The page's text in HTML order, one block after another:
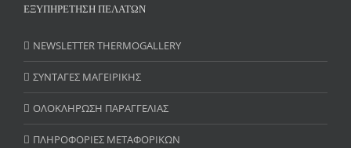
ΕΞΥΠΗΡΕΤΗΣΗ ΠΕΛΑΤΩΝ
NEWSLETTER THERMOGALLERY
ΣΥΝΤΑΓΕΣ ΜΑΓΕΙΡΙΚΗΣ
ΟΛΟΚΛΗΡΩΣΗ ΠΑΡΑΓΓΕΛΙΑΣ
ΠΛΗΡΟΦΟΡΙΕΣ ΜΕΤΑΦΟΡΙΚΩΝ